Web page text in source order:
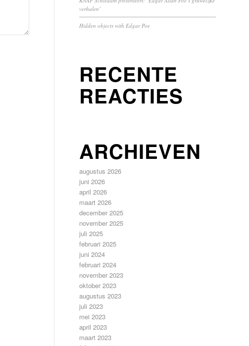
verhalen’
Hidden objects with Edgar Poe
RECENTE
REACTIES
ARCHIEVEN
augustus 2026
juni 2026
april 2026
maart 2026
december 2025
november 2025
juli 2025
februari 2025
juni 2024
februari 2024
november 2023
oktober 2023
augustus 2023
juli 2023
mei 2023
april 2023
maart 2023